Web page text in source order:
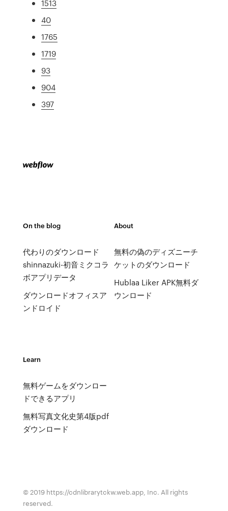
1513
40
1765
1719
93
904
397
On the blog
代わりのダウンロード
shinnazuki-初音ミクコラ
ボアプリデータ
ダウンロードオフィスア
ンドロイド
About
無料の偽のディズニーチ
ケットのダウンロード
Hublaa Liker APK無料ダ
ウンロード
Learn
無料ゲームをダウンロー
ドできるアプリ
無料写真文化史第4版pdf
ダウンロード
© 2019 https://cdnlibrarytckw.web.app, Inc. All rights
reserved.